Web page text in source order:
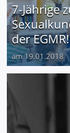
7-Jährige
der EGMR!
am 19.01.2018